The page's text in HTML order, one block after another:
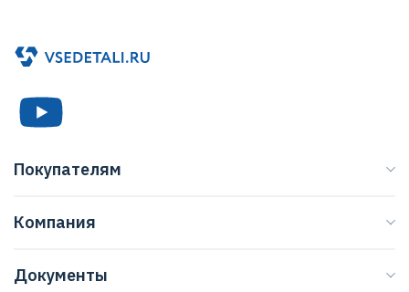
Бренды
Покупателям
Журнал
Компания
Документы